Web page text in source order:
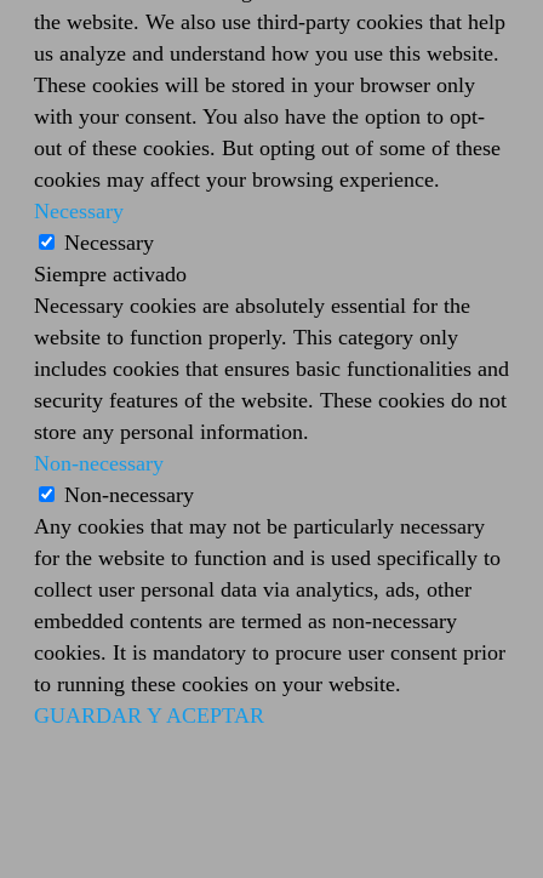
the website. We also use third-party cookies that help
us analyze and understand how you use this website.
These cookies will be stored in your browser only
with your consent. You also have the option to opt-
out of these cookies. But opting out of some of these
cookies may affect your browsing experience.
Necessary
Necessary
Siempre activado
Necessary cookies are absolutely essential for the
website to function properly. This category only
includes cookies that ensures basic functionalities and
security features of the website. These cookies do not
store any personal information.
Non-necessary
Non-necessary
Any cookies that may not be particularly necessary
for the website to function and is used specifically to
collect user personal data via analytics, ads, other
embedded contents are termed as non-necessary
cookies. It is mandatory to procure user consent prior
to running these cookies on your website.
GUARDAR Y ACEPTAR